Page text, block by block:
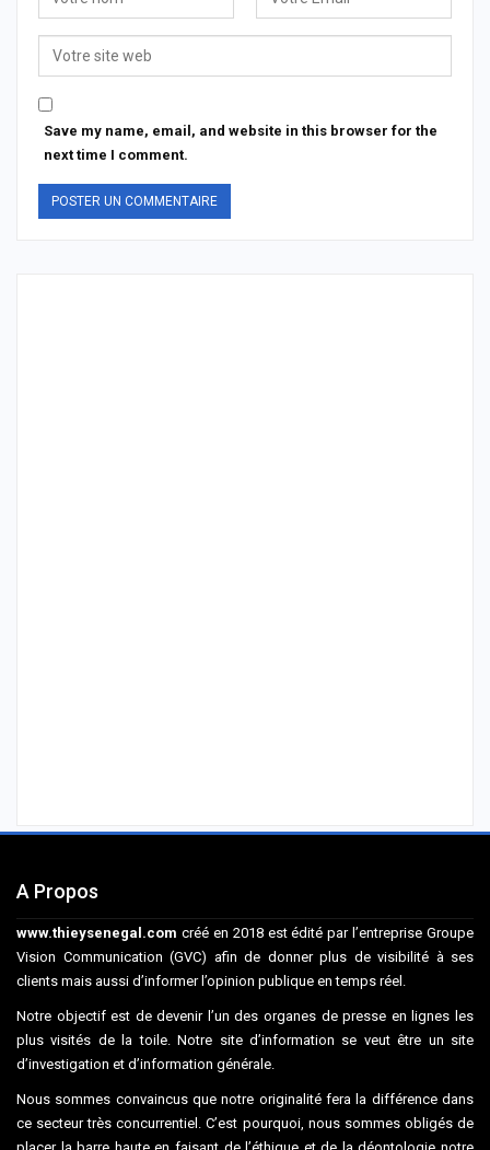
Save my name, email, and website in this browser for the
next time I comment.
A Propos
www.thieysenegal.com créé en 2018 est édité par l’entreprise Groupe
Vision Communication (GVC) afin de donner plus de visibilité à ses
clients mais aussi d’informer l’opinion publique en temps réel.
Notre objectif est de devenir l’un des organes de presse en lignes les
plus visités de la toile. Notre site d’information se veut être un site
d’investigation et d’information générale.
Nous sommes convaincus que notre originalité fera la différence dans
ce secteur très concurrentiel. C’est pourquoi, nous sommes obligés de